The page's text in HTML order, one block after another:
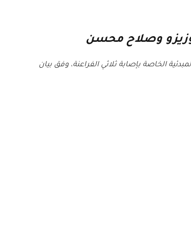
وصلاح محسن
الخاصة بإصابة ثلاثي الفراعنة، وفق بيان